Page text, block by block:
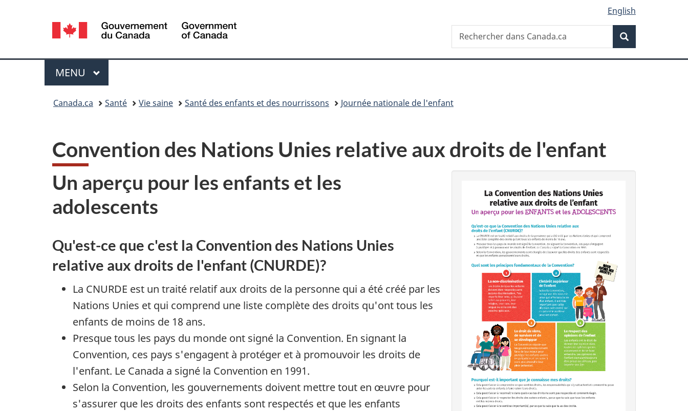
sujet
HTML
Sélection
de
la
langue
English
Canada
Recherche
Rechercher
dans
Menu
MENU PRINCIPAL
Canada.ca Santé Vie saine Santé des enfants et des nourrissons Journée nationale de l'enfant
Convention des Nations Unies relative aux droits de l'enfant
Un aperçu pour les enfants et les
adolescents
Qu'est-ce que c'est la Convention des Nations Unies
relative aux droits de l'enfant (CNURDE)?
La CNURDE est un traité relatif aux droits de la personne qui a été créé par les
Nations Unies et qui comprend une liste complète des droits qu'ont tous les
enfants de moins de 18 ans.
Presque tous les pays du monde ont signé la Convention. En signant la
Convention, ces pays s'engagent à protéger et à promouvoir les droits de
l'enfant. Le Canada a signé la Convention en 1991.
Selon la Convention, les gouvernements doivent mettre tout en œuvre pour
s'assurer que les droits des enfants sont respectés et que les enfants